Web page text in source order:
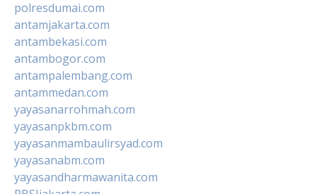
polresdumai.com
antamjakarta.com
antambekasi.com
antambogor.com
antampalembang.com
antammedan.com
yayasanarrohmah.com
yayasanpkbm.com
yayasanmambaulirsyad.com
yayasanabm.com
yayasandharmawanita.com